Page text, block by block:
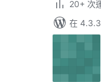
20+ 次
在